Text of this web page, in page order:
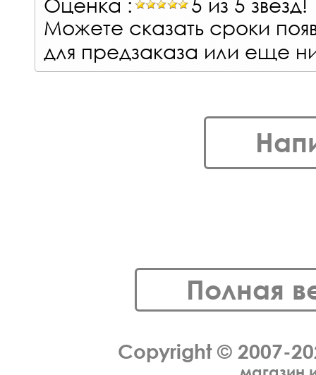
Можете сказать сроки
для предзаказа или еще
Полная
Copyright © 2007-